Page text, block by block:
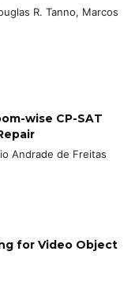
R. Tanno, Marcos
wise CP-SAT
Andrade de Freitas
for Video Object